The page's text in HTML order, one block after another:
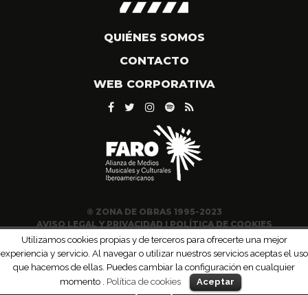
QUIÉNES SOMOS
CONTACTO
WEB CORPORATIVA
© ZONA DE OBRAS 1995-2023
AVISO LEGAL Y PRIVACIDAD|POLÍTICA DE COOKIES
Utilizamos cookies propias y de terceros para ofrecerte una mejor
experiencia y servicio. Al navegar o utilizar nuestros servicios aceptas el uso
que hacemos de ellas. Puedes cambiar la configuración en cualquier
momento . Política de cookies Aceptar